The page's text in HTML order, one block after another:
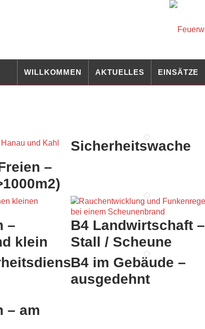
WILLKOMMEN AKTUELLES EINSÄTZE
–
Sicherheitswache
–
klein
B4 Landwirtschaft –
Stall / Scheune
B4 im Gebäude –
ausgedehnt
– am